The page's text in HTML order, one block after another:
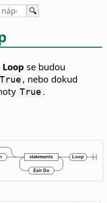
Loop se budou
True , nebo dokud
True .